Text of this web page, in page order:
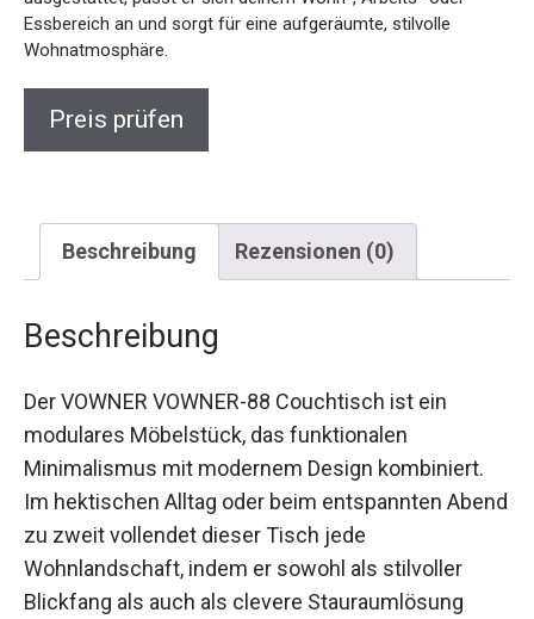
Essbereich an und sorgt für eine aufgeräumte, stilvolle
Wohnatmosphäre.
Preis prüfen
Beschreibung Rezensionen (0)
Beschreibung
Der VOWNER VOWNER-88 Couchtisch ist ein
modulares Möbelstück, das funktionalen
Minimalismus mit modernem Design kombiniert.
Im hektischen Alltag oder beim entspannten Abend
zu zweit vollendet dieser Tisch jede
Wohnlandschaft, indem er sowohl als stilvoller
Blickfang als auch als clevere Stauraumlösung